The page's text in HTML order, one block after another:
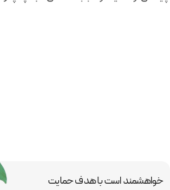
خواهشمند است با هدف حمایت